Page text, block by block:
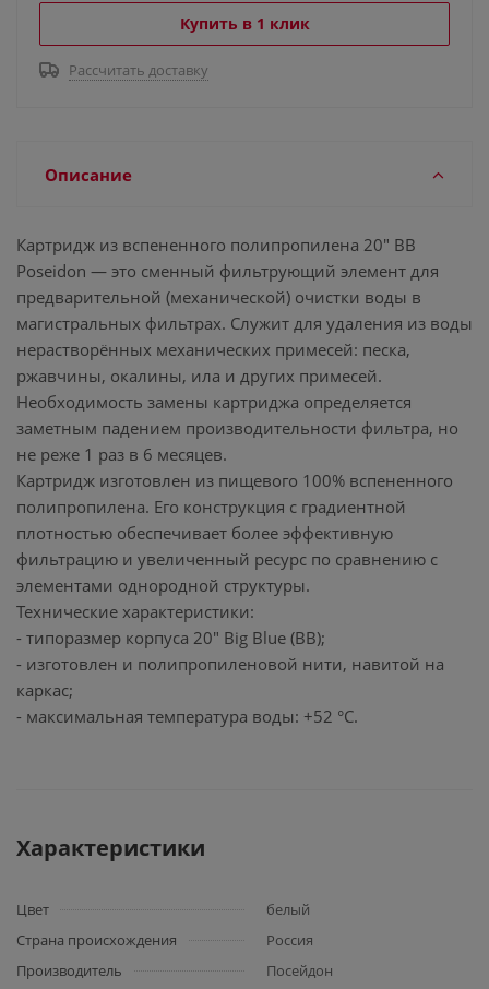
Купить в 1 клик
Рассчитать доставку
Описание
Картридж из вспененного полипропилена 20" BB
Poseidon — это сменный фильтрующий элемент для
предварительной (механической) очистки воды в
магистральных фильтрах. Служит для удаления из воды
нерастворённых механических примесей: песка,
ржавчины, окалины, ила и других примесей.
Необходимость замены картриджа определяется
заметным падением производительности фильтра, но
не реже 1 раз в 6 месяцев.
Картридж изготовлен из пищевого 100% вспененного
полипропилена. Его конструкция с градиентной
плотностью обеспечивает более эффективную
фильтрацию и увеличенный ресурс по сравнению с
элементами однородной структуры.
Технические характеристики:
- типоразмер корпуса 20" Big Blue (BB);
- изготовлен и полипропиленовой нити, навитой на
каркас;
- максимальная температура воды: +52 °С.
Характеристики
Цвет
белый
Страна происхождения
Россия
Производитель
Посейдон